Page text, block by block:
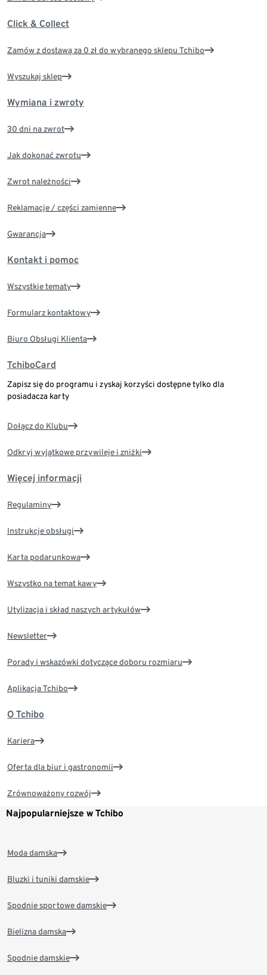
Click & Collect
Zamów z dostawą za 0 zł do wybranego sklepu Tchibo
Wyszukaj sklep
Wymiana i zwroty
30 dni na zwrot
Jak dokonać zwrotu
Zwrot należności
Reklamacje / części zamienne
Gwarancja
Kontakt i pomoc
Wszystkie tematy
Formularz kontaktowy
Biuro Obsługi Klienta
TchiboCard
Zapisz się do programu i zyskaj korzyści dostępne tylko dla
posiadacza karty
Dołącz do Klubu
Odkryj wyjątkowe przywileje i zniżki
Więcej informacji
Regulaminy
Instrukcje obsługi
Karta podarunkowa
Wszystko na temat kawy
Utylizacja i skład naszych artykułów
Newsletter
Porady i wskazówki dotyczące doboru rozmiaru
Aplikacja Tchibo
O Tchibo
Kariera
Oferta dla biur i gastronomii
Zrównoważony rozwój
Najpopularniejsze w Tchibo
Moda damska
Bluzki i tuniki damskie
Spodnie sportowe damskie
Bielizna damska
Spodnie damskie